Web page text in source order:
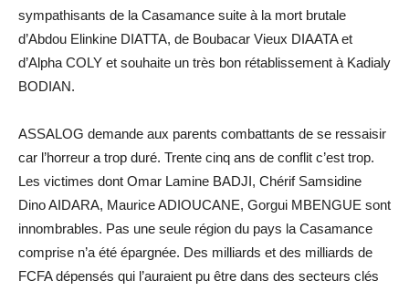
sympathisants de la Casamance suite à la mort brutale
d’Abdou Elinkine DIATTA, de Boubacar Vieux DIAATA et
d’Alpha COLY et souhaite un très bon rétablissement à Kadialy
BODIAN.
ASSALOG demande aux parents combattants de se ressaisir
car l’horreur a trop duré. Trente cinq ans de conflit c’est trop.
Les victimes dont Omar Lamine BADJI, Chérif Samsidine
Dino AIDARA, Maurice ADIOUCANE, Gorgui MBENGUE sont
innombrables. Pas une seule région du pays la Casamance
comprise n’a été épargnée. Des milliards et des milliards de
FCFA dépensés qui l’auraient pu être dans des secteurs clés